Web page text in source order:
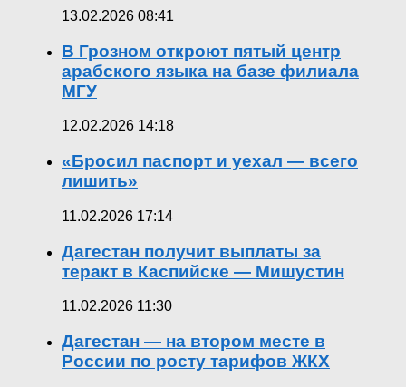
13.02.2026 08:41
В Грозном откроют пятый центр
арабского языка на базе филиала
МГУ
12.02.2026 14:18
«Бросил паспорт и уехал — всего
лишить»
11.02.2026 17:14
Дагестан получит выплаты за
теракт в Каспийске — Мишустин
11.02.2026 11:30
Дагестан — на втором месте в
России по росту тарифов ЖКХ